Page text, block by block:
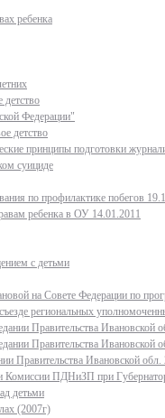
ребенка
детство
Федерации"
детство
принципы подготовки
суициде
по профилактике побегов
ребенка в ОУ 14.01.2011
с детьми
на Совете Федерации по
региональных
Правительства Ивановской
Правительства Ивановской
Правительства Ивановской обл.
Комиссии ПДНиЗП при
детьми
(2007г)